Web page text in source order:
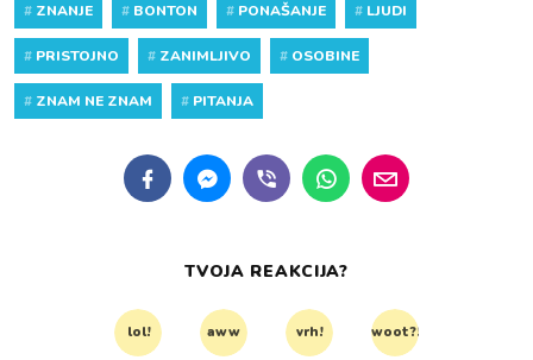
# ZNANJE # BONTON # PONAŠANJE # LJUDI
# PRISTOJNO # ZANIMLJIVO # OSOBINE
# ZNAM NE ZNAM # PITANJA
TVOJA REAKCIJA?
lol! aww vrh! woot?!